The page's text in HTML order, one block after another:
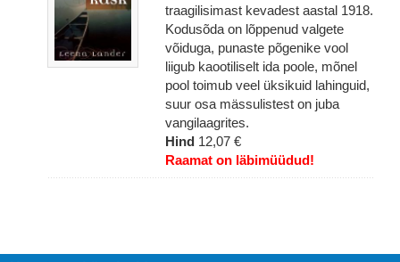
traagilisimast kevadest aastal 1918.
Kodusõda on lõppenud valgete
võiduga, punaste põgenike vool
liigub kaootiliselt ida poole, mõnel
pool toimub veel üksikuid lahinguid,
suur osa mässulistest on juba
vangilaagrites.
Hind 12,07 €
Raamat on läbimüüdud!